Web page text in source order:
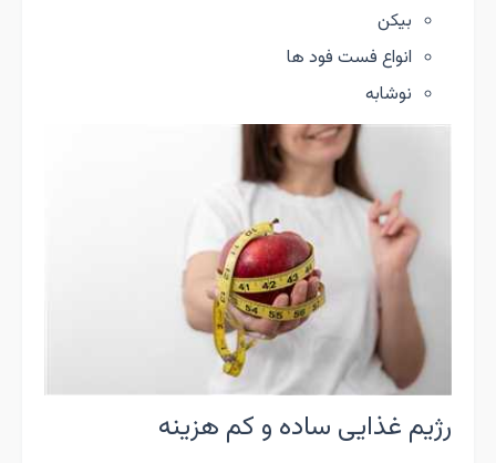
بیکن
انواع فست فود ها
نوشابه
رژیم غذایی ساده و کم هزینه